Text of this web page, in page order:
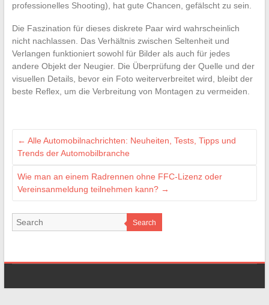
professionelles Shooting), hat gute Chancen, gefälscht zu sein.
Die Faszination für dieses diskrete Paar wird wahrscheinlich
nicht nachlassen. Das Verhältnis zwischen Seltenheit und
Verlangen funktioniert sowohl für Bilder als auch für jedes
andere Objekt der Neugier. Die Überprüfung der Quelle und der
visuellen Details, bevor ein Foto weiterverbreitet wird, bleibt der
beste Reflex, um die Verbreitung von Montagen zu vermeiden.
← Alle Automobilnachrichten: Neuheiten, Tests, Tipps und
Trends der Automobilbranche
Wie man an einem Radrennen ohne FFC-Lizenz oder
Vereinsanmeldung teilnehmen kann? →
Search